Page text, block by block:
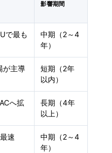
影響期間
で最も
中期（2～4
年）
が主導
短期（2年
以内）
へ拡
長期（4年
以上）
速
中期（2～4
年）